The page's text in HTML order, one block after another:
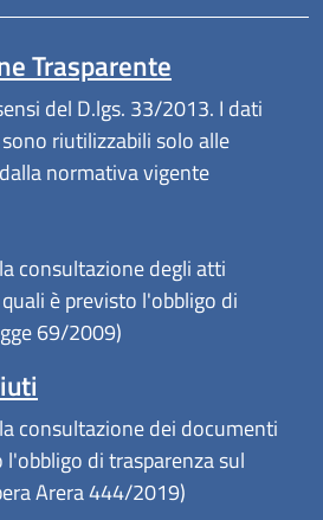
Trasparente
del D.lgs. 33/2013. I dati
riutilizzabili solo alle
normativa vigente
in un'altra scheda).
consultazione degli atti
è previsto l'obbligo di
69/2009)
consultazione dei documenti
l'obbligo di trasparenza sul
Arera 444/2019)